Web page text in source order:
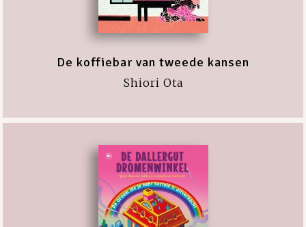
De koffiebar van tweede kansen
Shiori Ota